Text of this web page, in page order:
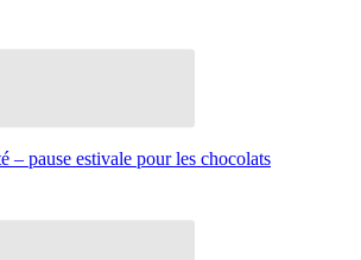
– pause estivale pour les chocolats